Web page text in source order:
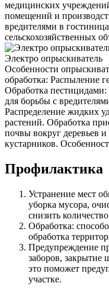
медицинских
помещений и
вредителями в
сельскохозяйственных
Электро опрыскиватель
Особенности
обработка: Распыление
Обработка
для борьбы с
Распределение жидких
растений. Обработка
почвы вокруг деревьев и
кустарников.
Профилактика
Устранение мест
уборка мусора,
снизить
Обработка:
обработка
Предупреждение
заборов,
это поможет
участке.